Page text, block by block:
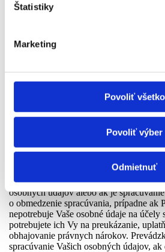
Štatistiky
Marketing
Povoliť všetko
Povoliť výber
Odmietnuť
V súvislosti so spracúvaním Vašich
Vaše práva
Prevádzkovateľa potvrdenie o tom, či
a ak áno, máte právo získať prístup k
a informácie podľa článku 15
žiadosť elektronickými prostriedkami,
Prevádzkovateľ poskytne v bežne
podobe, pokiaľ nepožiadate o iný spôsob.
Prevádzkovateľ obmedzil spracúvanie
Bude tomu tak napríklad v prípade, ak
osobných údajov alebo ak je
o obmedzenie spracúvania, prípadne ak
nepotrebuje Vaše osobné údaje na účely
potrebujete ich Vy na preukázanie,
obhajovanie právnych nárokov.
spracúvanie Vašich osobných údajov, ak